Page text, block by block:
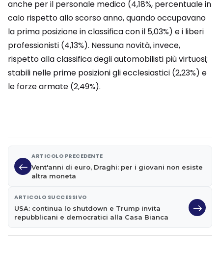
anche per il personale medico (4,18%, percentuale in
calo rispetto allo scorso anno, quando occupavano
la prima posizione in classifica con il 5,03%) e i liberi
professionisti (4,13%). Nessuna novità, invece,
rispetto alla classifica degli automobilisti più virtuosi;
stabili nelle prime posizioni gli ecclesiastici (2,23%) e
le forze armate (2,49%).
ARTICOLO PRECEDENTE
Vent'anni di euro, Draghi: per i giovani non esiste
altra moneta
ARTICOLO SUCCESSIVO
USA: continua lo shutdown e Trump invita
repubblicani e democratici alla Casa Bianca